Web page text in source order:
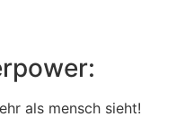
als mensch sieht!